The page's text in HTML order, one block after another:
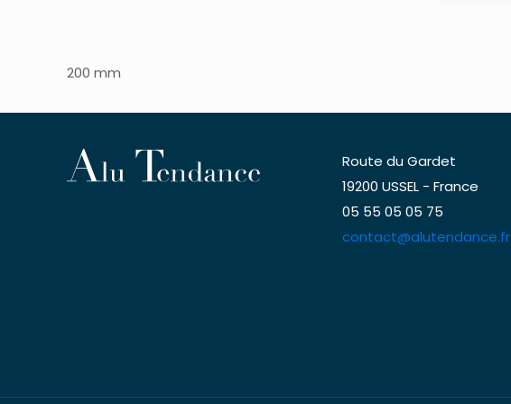
200 mm
Route du Gardet
19200 USSEL - France
05 55 05 05 75
contact@alutendance.fr